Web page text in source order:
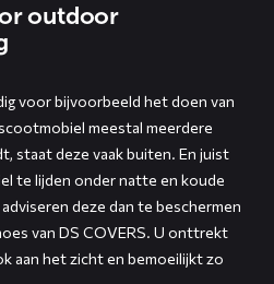
outdoor
voor bijvoorbeeld het doen van
meestal meerdere
staat deze vaak buiten. En juist
te lijden onder natte en koude
deze dan te beschermen
van DS COVERS. U onttrekt
aan het zicht en bemoeilijkt zo